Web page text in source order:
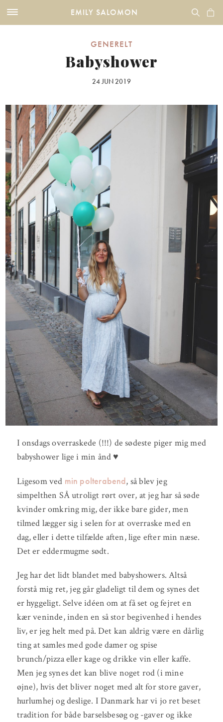
EMILY SALOMON
GENERELT
Babyshower
24 JUN 2019
I onsdags overraskede (!!!) de sødeste piger mig med
babyshower lige i min ånd ♥
Ligesom ved min polterabend, så blev jeg
simpelthen SÅ utroligt rørt over, at jeg har så søde
kvinder omkring mig, der ikke bare gider, men
tilmed lægger sig i selen for at overraske med en
dag, eller i dette tilfælde aften, lige efter min næse.
Det er eddermugme sødt.
Jeg har det lidt blandet med babyshowers. Altså
forstå mig ret, jeg går gladeligt til dem og synes det
er hyggeligt. Selve idéen om at få set og fejret en
kær veninde, inden en så stor begivenhed i hendes
liv, er jeg helt med på. Det kan aldrig være en dårlig
ting at samles med gode damer og spise
brunch/pizza eller kage og drikke vin eller kaffe.
Men jeg synes det kan blive noget rod (i mine
øjne), hvis det bliver noget med alt for store gaver,
hurlumhej og deslige. I Danmark har vi jo ret beset
tradition for både barselsbesøg og -gaver og ikke